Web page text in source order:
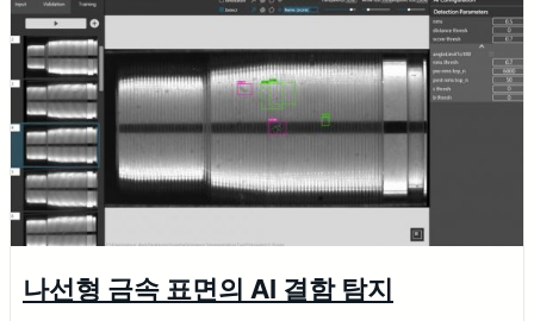
나선형 금속 표면의 AI 결함 탐지